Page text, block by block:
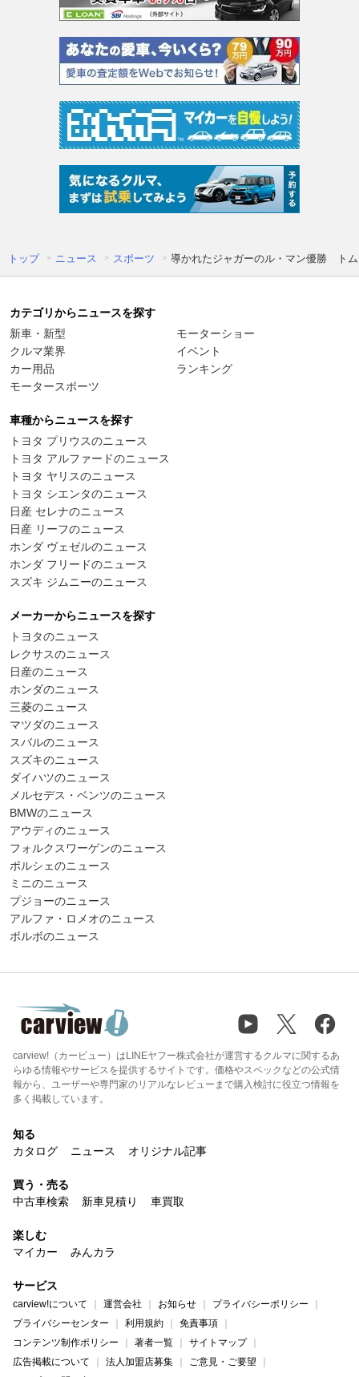
トップ ニュース スポーツ 導かれたジャガーのル・マン優勝 ト
カテゴリからニュースを探す
新車・新型
クルマ業界
カー用品
モータースポーツ
モーターショー
イベント
ランキング
車種からニュースを探す
トヨタ プリウスのニュース
トヨタ アルファードのニュース
トヨタ ヤリスのニュース
トヨタ シエンタのニュース
日産 セレナのニュース
日産 リーフのニュース
ホンダ ヴェゼルのニュース
ホンダ フリードのニュース
スズキ ジムニーのニュース
メーカーからニュースを探す
トヨタのニュース
レクサスのニュース
日産のニュース
ホンダのニュース
三菱のニュース
マツダのニュース
スバルのニュース
スズキのニュース
ダイハツのニュース
メルセデス・ベンツのニュース
BMWのニュース
アウディのニュース
フォルクスワーゲンのニュース
ポルシェのニュース
ミニのニュース
プジョーのニュース
アルファ・ロメオのニュース
ボルボのニュース
carview!（カービュー）はLINEヤフー株式会社が運営するクルマに関するあ
らゆる情報やサービスを提供するサイトです。価格やスペックなどの公式情
報から、ユーザーや専門家のリアルなレビューまで購入検討に役立つ情報を
多く掲載しています。
知る
カタログ
ニュース オリジナル記事
買う・売る
中古車検索
新車見積り 車買取
楽しむ
マイカー
みんカラ
サービス
carview!について 運営会社 お知らせ
プライバシーポリシー
プライバシーセンター
利用規約
免責事項
コンテンツ制作ポリシー
著者一覧
サイトマップ
広告掲載について
法人加盟店募集
ご意見・ご要望